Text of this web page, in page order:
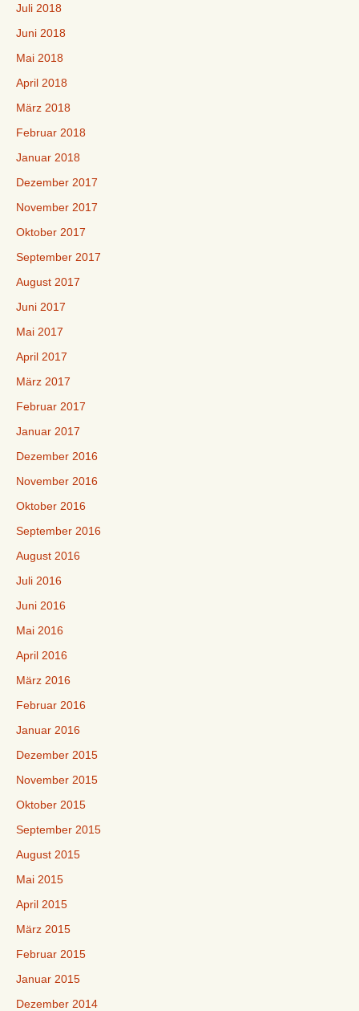
Juli 2018
Juni 2018
Mai 2018
April 2018
März 2018
Februar 2018
Januar 2018
Dezember 2017
November 2017
Oktober 2017
September 2017
August 2017
Juni 2017
Mai 2017
April 2017
März 2017
Februar 2017
Januar 2017
Dezember 2016
November 2016
Oktober 2016
September 2016
August 2016
Juli 2016
Juni 2016
Mai 2016
April 2016
März 2016
Februar 2016
Januar 2016
Dezember 2015
November 2015
Oktober 2015
September 2015
August 2015
Mai 2015
April 2015
März 2015
Februar 2015
Januar 2015
Dezember 2014